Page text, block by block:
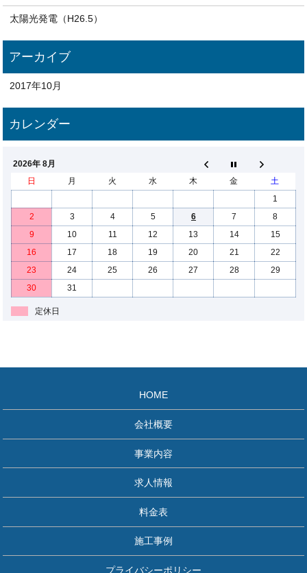
太陽光発電（H26.5）
2017年10月
2026年 8月
日
月 火 水 木 金
土
1
2
3 4 5 6 7
8
9
10 11 12 13 14
15
16
17 18 19 20 21
22
23
24 25 26 27 28
29
30
31
定休日
HOME
会社概要
事業内容
求人情報
料金表
施工事例
プライバシーポリシー